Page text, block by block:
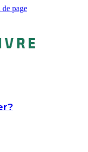
de page